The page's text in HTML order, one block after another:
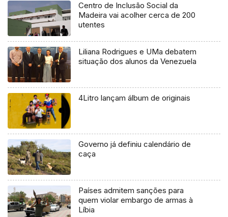
Centro de Inclusão Social da
Madeira vai acolher cerca de 200
utentes
Liliana Rodrigues e UMa debatem
situação dos alunos da Venezuela
4Litro lançam álbum de originais
Governo já definiu calendário de
caça
Países admitem sanções para
quem violar embargo de armas à
Líbia